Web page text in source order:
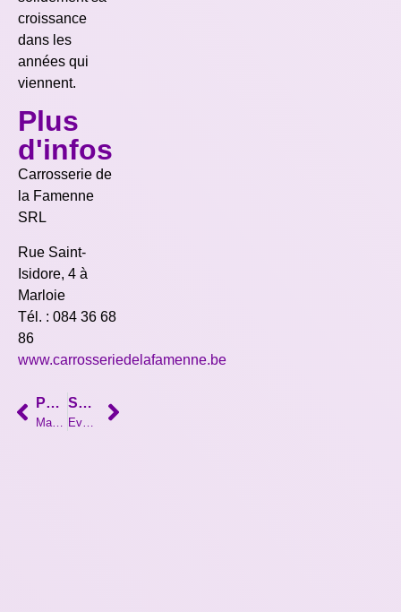
croissance
dans les
années qui
viennent.
Plus
d'infos
Carrosserie de
la Famenne
SRL
Rue Saint-
Isidore, 4 à
Marloie
Tél. : 084 36 68
86
www.carrosseriedelafamenne.be
PRÉCÉDENT
Machine laser unique pour une entreprise libramontoise toujours pionnière !
SUIVANT
Event international chez LUXFLY